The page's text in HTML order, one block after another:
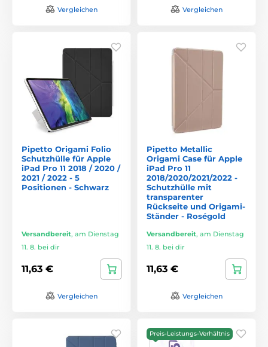
Vergleichen Vergleichen
Pipetto Origami Folio
Schutzhülle für Apple
iPad Pro 11 2018 / 2020 /
2021 / 2022 - 5
Positionen - Schwarz
Versandbereit, am Dienstag
11. 8. bei dir
11,63 €
Vergleichen
Pipetto Metallic
Origami Case für Apple
iPad Pro 11
2018/2020/2021/2022 -
Schutzhülle mit
transparenter
Rückseite und Origami-
Ständer - Roségold
Versandbereit, am Dienstag
11. 8. bei dir
11,63 €
Vergleichen
Preis-Leistungs-Verhältnis